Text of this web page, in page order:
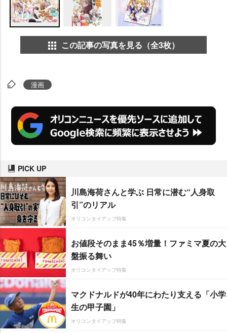
この記事の写真を見る（全3枚）
漫画
PICK UP
川島海荷さんと学ぶ 日常に潜む“人身取
引”のリアル
オリコンタイアップ特集
お値段そのまま45％増量！ファミマ夏の大
盤振る舞い
オリコンタイアップ特集
マクドナルドが40年にわたり支える「小学
生の甲子園」
オリコンタイアップ特集